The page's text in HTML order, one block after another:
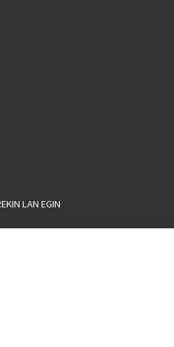
LAN EGIN